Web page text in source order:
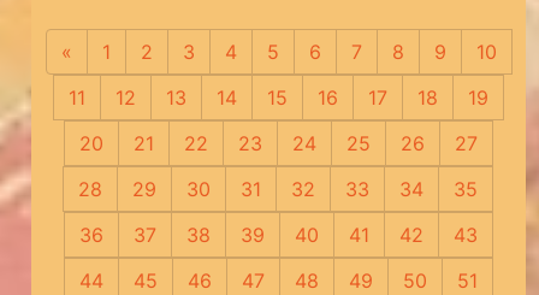
« Предыдущая
1 2 3 4 5 6 7 8 9
10
11
12 13 14 15 16 17 18
19
20
21 22 23 24 25 26
27
28
29 30 31 32 33 34
35
36
37 38 39 40 41 42
43
44
45 46 47 48 49 50
51